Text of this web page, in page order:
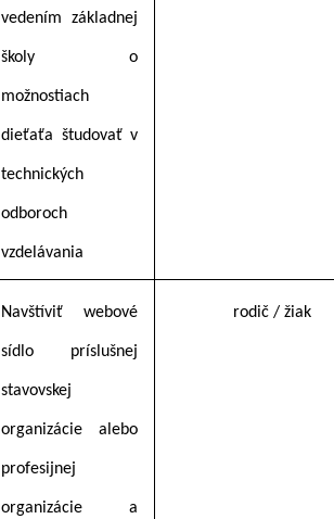
vedením základnej
školy o
možnostiach
dieťaťa študovať v
technických
odboroch
vzdelávania
Navštíviť webové
sídlo príslušnej
stavovskej
organizácie alebo
profesijnej
organizácie a
rodič / žiak